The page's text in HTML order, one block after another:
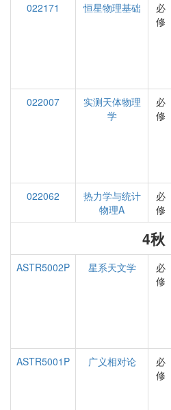
022171
恒星物理基础
必
修
022007
实测天体物理
学
必
修
022062
热力学与统计
物理A
必
修
4秋
ASTR5002P 星系天文学
必
修
ASTR5001P
广义相对论
必
修